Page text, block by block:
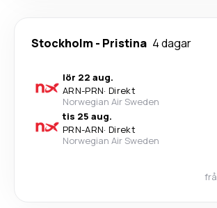
Stockholm - Pristina 4 dagar
lör 22 aug.
ARN-PRN· Direkt
Norwegian Air Sweden
tis 25 aug.
PRN-ARN· Direkt
Norwegian Air Sweden